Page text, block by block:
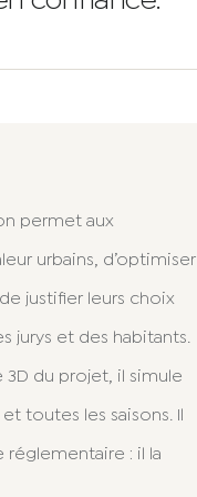
permet aux
urbains, d’optimiser
justifier leurs choix
jurys et des habitants.
du projet, il simule
toutes les saisons. Il
: il la